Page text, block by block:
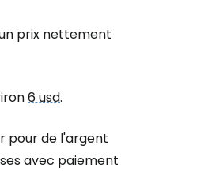
prix nettement
6 usd.
pour de l'argent
avec paiement